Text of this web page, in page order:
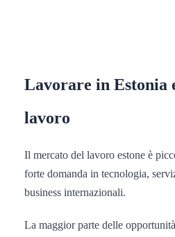
Lavorare in Estonia
lavoro
Il mercato del lavoro estone è
forte domanda in tecnologia,
business internazionali.
La maggior parte delle